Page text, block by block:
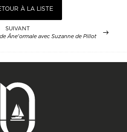
À LA LISTE
SUIVANT
Âne'ormale avec Suzanne de Pillot